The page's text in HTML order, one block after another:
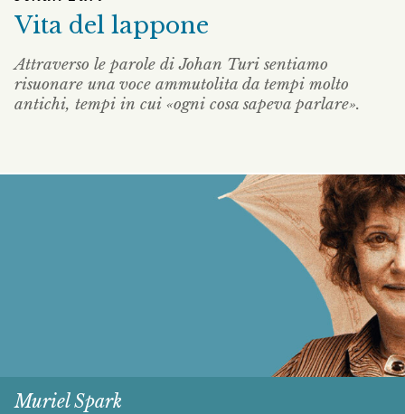
Vita del lappone
Attraverso le parole di Johan Turi sentiamo
risuonare una voce ammutolita da tempi molto
antichi, tempi in cui «ogni cosa sapeva parlare».
Muriel Spark